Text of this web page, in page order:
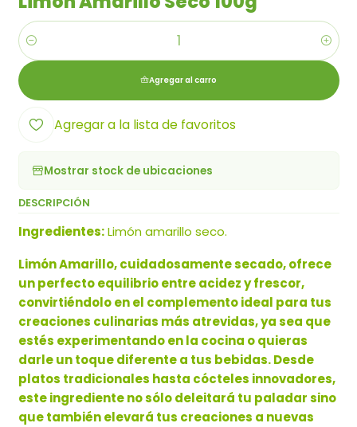
Cantidad
Agregar al carro
Agregar a la lista de favoritos
Mostrar stock de ubicaciones
DESCRIPCIÓN
Ingredientes:Limón amarillo seco.
Limón Amarillo, cuidadosamente secado, ofrece
un perfecto equilibrio entre acidez y frescor,
convirtiéndolo en el complemento ideal para tus
creaciones culinarias más atrevidas, ya sea que
estés experimentando en la cocina o quieras
darle un toque diferente a tus bebidas. Desde
platos tradicionales hasta cócteles innovadores,
este ingrediente no sólo deleitará tu paladar sino
que también elevará tus creaciones a nuevas